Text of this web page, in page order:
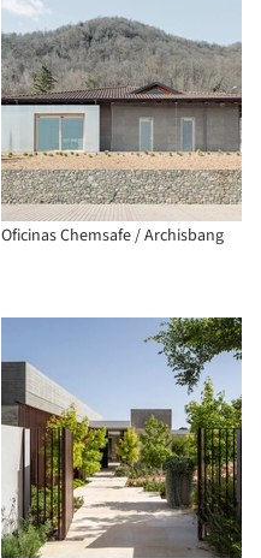
Oficinas Chemsafe / Archisbang